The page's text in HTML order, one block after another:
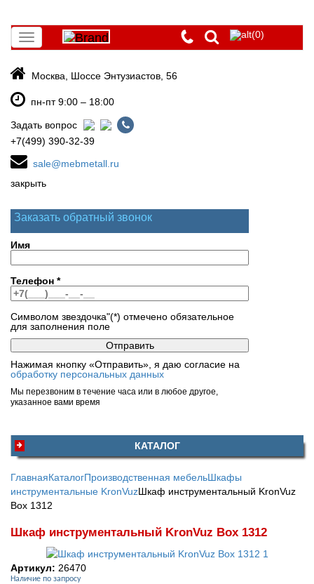
Toggle
navigation
(0)
Москва, Шоссе Энтузиастов, 56
пн-пт 9:00 – 18:00
Задать вопрос
+7(499) 390-32-39
sale@mebmetall.ru
закрыть
Заказать обратный звонок
Имя
Телефон *
Символом звездочка"(*) отмечено обязательное
для заполнения поле
Нажимая кнопку «Отправить», я даю согласие на
обработку персональных данных
Мы перезвоним в течение часа или в любое другое,
указанное вами время
КАТАЛОГ
ГлавнаяКаталогПроизводственная мебельШкафы
инструментальные KronVuzШкаф инструментальный KronVuz
Box 1312
Шкаф инструментальный KronVuz Box 1312
Артикул: 26470
Наличие по запросу